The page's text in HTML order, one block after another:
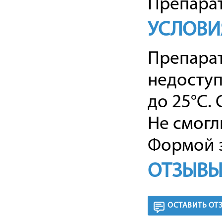
до 25°C.
Не
Формой
ОСТАВИТЬ